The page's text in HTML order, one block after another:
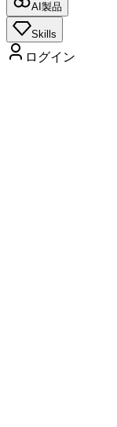
AI製品
Skills
ログイン